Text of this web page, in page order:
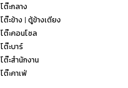
โต๊ะกลาง
โต๊ะข้าง | ตู้ข้างเตียง
โต๊ะคอนโซล
โต๊ะบาร์
โต๊ะสำนักงาน
โต๊ะคาเฟ่